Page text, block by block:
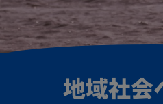
地域社会